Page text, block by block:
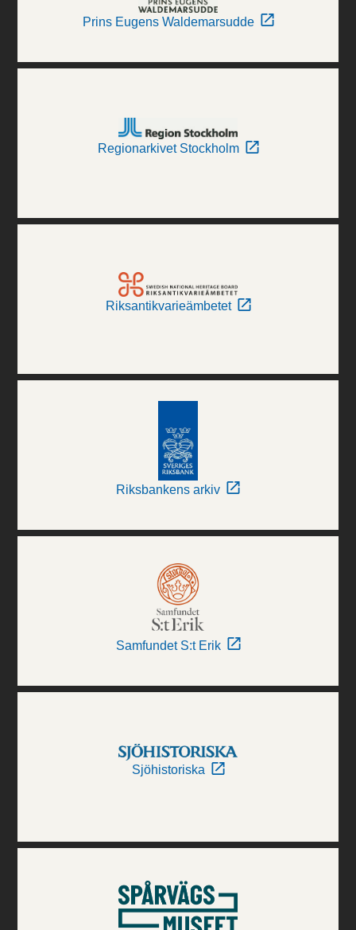
Prins Eugens Waldemarsudde
Regionarkivet Stockholm
Riksantikvarieämbetet
Riksbankens arkiv
Samfundet S:t Erik
Sjöhistoriska